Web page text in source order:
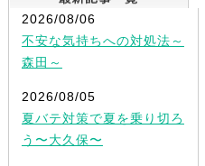
2026/08/06
不安な気持ちへの対処法～
森田～
2026/08/05
夏バテ対策で夏を乗り切ろ
う〜大久保〜